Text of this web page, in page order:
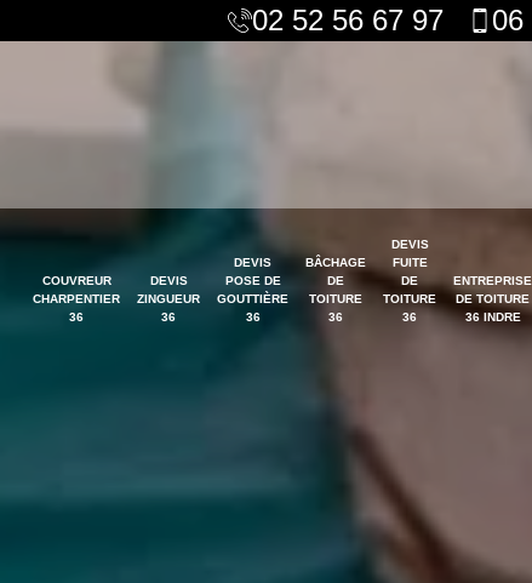
02 52 56 67 97 06
COUVREUR
CHARPENTIER
36
DEVIS
ZINGUEUR
36
DEVIS
POSE DE
GOUTTIÈRE
36
BÂCHAGE
DE
TOITURE
36
DEVIS
FUITE
DE
TOITURE
36
ENTREPRISE
DE TOITURE
36 INDRE